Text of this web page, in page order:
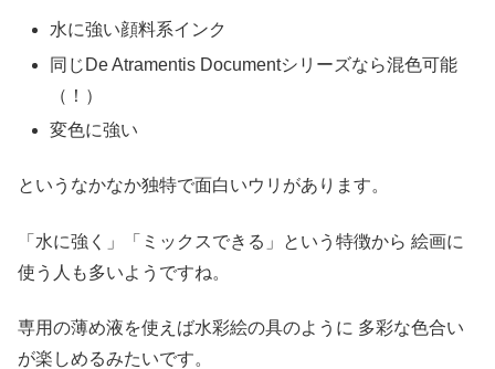
水に強い顔料系インク
同じDe Atramentis Documentシリーズなら混色可能
（！）
変色に強い
というなかなか独特で面白いウリがあります。
「水に強く」「ミックスできる」という特徴から 絵画に
使う人も多いようですね。
専用の薄め液を使えば水彩絵の具のように 多彩な色合い
が楽しめるみたいです。